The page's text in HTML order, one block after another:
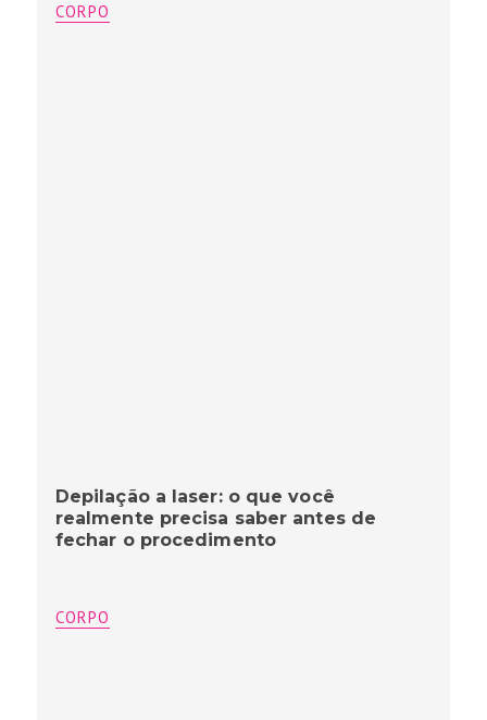
CORPO
Depilação a laser: o que você
realmente precisa saber antes de
fechar o procedimento
CORPO